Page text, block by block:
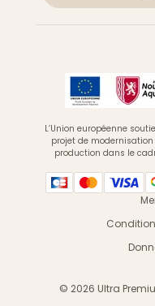
L’Union européenne
projet de
production dans le
© 2026 Ultra